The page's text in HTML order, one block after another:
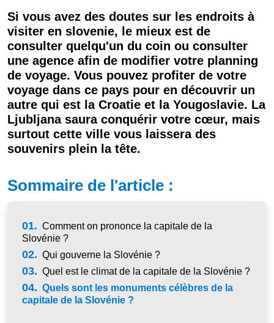
Si vous avez des doutes sur les endroits à
visiter en slovenie, le mieux est de
consulter quelqu'un du coin ou consulter
une agence afin de modifier votre planning
de voyage. Vous pouvez profiter de votre
voyage dans ce pays pour en découvrir un
autre qui est la Croatie et la Yougoslavie. La
Ljubljana saura conquérir votre cœur, mais
surtout cette ville vous laissera des
souvenirs plein la tête.
Sommaire de l'article :
01. Comment on prononce la capitale de la
Slovénie ?
02. Qui gouverne la Slovénie ?
03. Quel est le climat de la capitale de la Slovénie ?
04. Quels sont les monuments célèbres de la
capitale de la Slovénie ?